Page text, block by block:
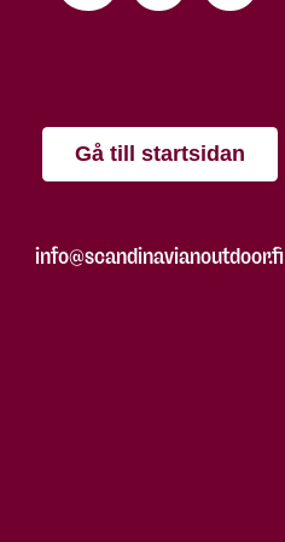
Gå till startsidan
info@scandinavianoutdoor.fi